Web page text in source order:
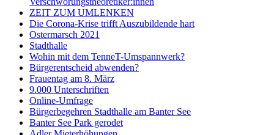
ZEIT ZUM UMLENKEN
Die Corona-Krise trifft Auszubildende hart
Ostermarsch 2021
Stadthalle
Wohin mit dem TenneT-Umspannwerk?
Bürgerentscheid abwenden?
Frauentag am 8. März
9.000 Unterschriften
Online-Umfrage
Bürgerbegehren Stadthalle am Banter See
Banter See Park gerodet